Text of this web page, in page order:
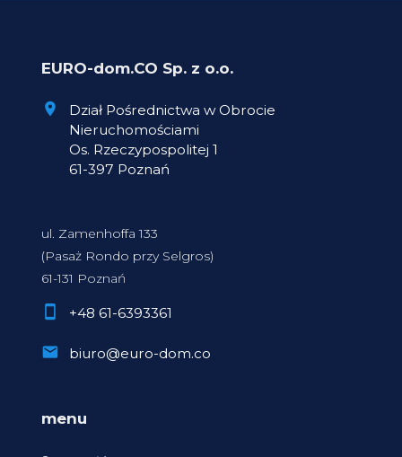
EURO-dom.CO Sp. z o.o.
Dział Pośrednictwa w Obrocie
Nieruchomościami
Os. Rzeczypospolitej 1
61-397 Poznań
ul. Zamenhoffa 133
(Pasaż Rondo przy Selgros)
61-131 Poznań
+48 61-6393361
biuro@euro-dom.co
menu